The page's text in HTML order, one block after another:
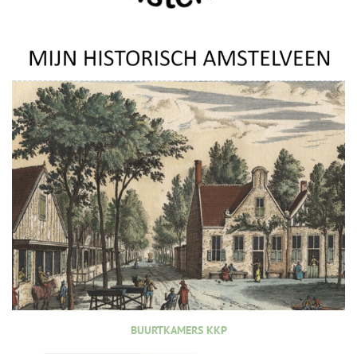
BUURTKAMERS KKP